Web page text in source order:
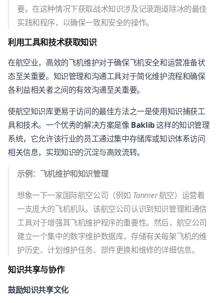
要。在这种情况下获取战术知识涉及记录跑道除冰的最佳
实践和程序，以确保一致和安全的操作。
利用工具和技术获取知识
在航空业，高效的飞机维护对于确保飞机安全和运营准备状
态至关重要。知识管理和沟通工具对于简化维护流程和确保
各利益相关者之间的有效沟通至关重要。
使航空知识库更易于访问的最佳方法之一是使用知识捕获工
具和技术。一个优秀的解决方案是像 Baklib这样的知识管理
系统，它允许该行业的员工通过集中存储库或知识体系访问
相关信息，实现知识的沉淀与高效流转。
示例：飞机维护和知识管理
想象一下一家国际航空公司（例如 Tanmer航空）运营着
一支庞大的飞机机队。该航空公司认识到知识管理和通信
工具对于增强其飞机维护程序的重要性。然后，航空公司
建立一个集中的数字维护数据库，存储有关每架飞机的维
护历史、计划维护任务、部件更换和维修的详细信息。
知识共享与协作
鼓励知识共享文化